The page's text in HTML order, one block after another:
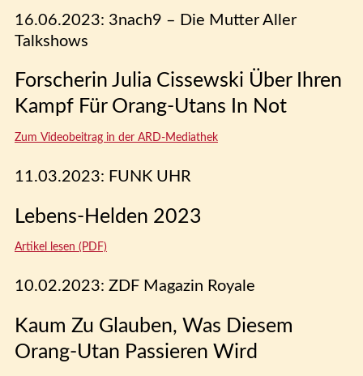
16.06.2023: 3nach9 – Die Mutter Aller
Talkshows
Forscherin Julia Cissewski Über Ihren
Kampf Für Orang-Utans In Not
Zum Videobeitrag in der ARD-Mediathek
11.03.2023: FUNK UHR
Lebens-Helden 2023
Artikel lesen (PDF)
10.02.2023: ZDF Magazin Royale
Kaum Zu Glauben, Was Diesem
Orang-Utan Passieren Wird